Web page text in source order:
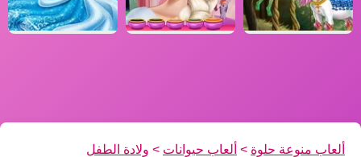
ألعاب منوعة حلوة > ألعاب حيوانات > ولادة الطفل